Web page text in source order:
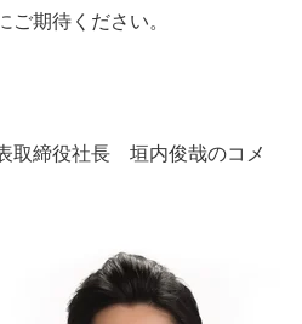
ご期待ください。
取締役社長 垣内俊哉のコメ